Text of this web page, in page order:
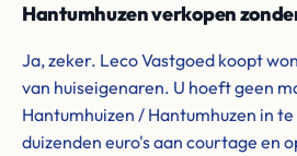
Hantumhuzen verkopen
Ja, zeker. Leco Vastgoed koopt
van huiseigenaren. U hoeft geen
Hantumhuizen / Hantumhuzen in
duizenden euro's aan courtage en